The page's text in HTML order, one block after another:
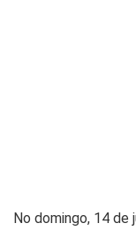
No domingo, 14 de